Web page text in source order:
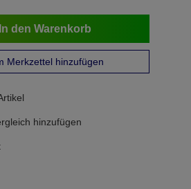
In den Warenkorb
Merkzettel hinzufügen
hinzufügen